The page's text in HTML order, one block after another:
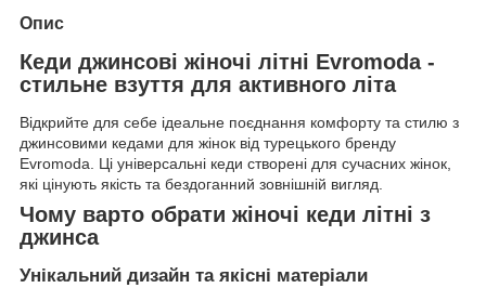
Опис
Кеди джинсові жіночі літні Evromoda -
стильне взуття для активного літа
Відкрийте для себе ідеальне поєднання комфорту та стилю з
джинсовими кедами для жінок від турецького бренду
Evromoda. Ці універсальні кеди створені для сучасних жінок,
які цінують якість та бездоганний зовнішній вигляд.
Чому варто обрати жіночі кеди літні з
джинса
Унікальний дизайн та якісні матеріали